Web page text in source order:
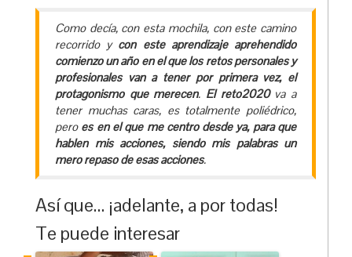
Como decía, con esta mochila, con este camino
recorrido y con este aprendizaje aprehendido
comienzo un año en el que los retos personales y
profesionales van a tener por primera vez, el
protagonismo que merecen. El reto2020va a
tener muchas caras, es totalmente poliédrico,
pero es en el que me centro desde ya, para que
hablen mis acciones, siendo mis palabras un
mero repaso de esas acciones.
Así que… ¡adelante, a por todas!
Te puede interesar